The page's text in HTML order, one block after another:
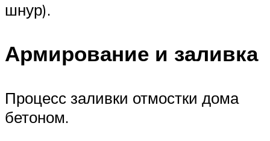
шнур).
Армирование и заливка
Процесс заливки отмостки дома
бетоном.